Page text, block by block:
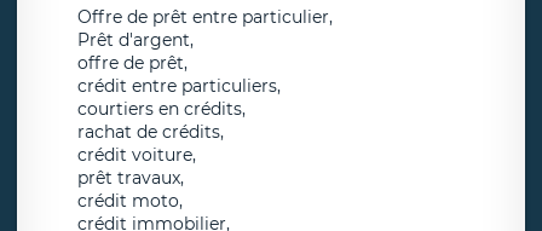
Offre de prêt entre particulier,
Prêt d'argent,
offre de prêt,
crédit entre particuliers,
courtiers en crédits,
rachat de crédits,
crédit voiture,
prêt travaux,
crédit moto,
crédit immobilier,